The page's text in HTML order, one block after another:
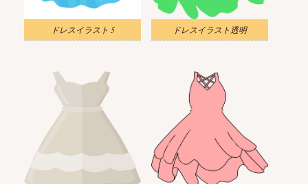
ドレスイラスト 5 ドレスイラスト透明